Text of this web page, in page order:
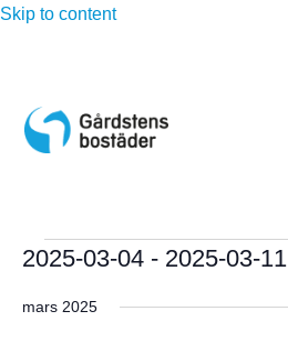
Skip to content
Evenemang
2025-03-04 - 2025-03-11
ä
mars 2025